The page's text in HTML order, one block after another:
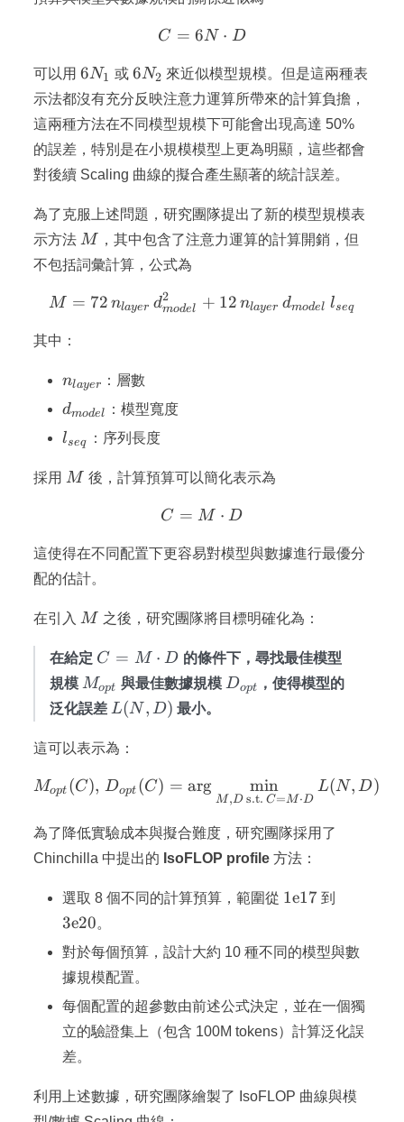
C = 6N \cdot D
C = 6N ⋅ D
可以用6N_1
6N1 或 6N_2
6N2 來近似模型規模。但是這兩種表
示法都沒有充分反映注意力運算所帶來的計算負擔，
這兩種方法在不同模型規模下可能會出現高達 50%
的誤差，特別是在小規模模型上更為明顯，這些都會
對後續 Scaling 曲線的擬合產生顯著的統計誤差。
為了克服上述問題，研究團隊提出了新的模型規模表
示方法M
M ，其中包含了注意力運算的計算開銷，但
不包括詞彙計算，公式為
M = 72\, n_{layer}\,
M = 72 nlayer dmodel
2 + 12 nlayer dmodel lseq
其中：
n_{layer}
nlayer ：層數
d_{model}
dmodel ：模型寬度
l_{seq}
lseq ：序列長度
採用M
M 後，計算預算可以簡化表示為
C = M \cdot D
C = M ⋅ D
這使得在不同配置下更容易對模型與數據進行最優分
配的估計。
在引入M
M 之後，研究團隊將目標明確化為：
在給定 C =
M
\cdot
D
C = M ⋅ D 的條件下，尋找最佳模型
規模M_{opt}
Mopt 與最佳數據規模 D_{opt}
Dopt
，使得模型的
泛化誤差L(N,
L(N , D) 最小。
這可以表示為：
M_{opt}(C),\,
Mopt (C), Dopt (C) = arg
M,D s.t. C=M⋅D
min L(N, D)
為了降低實驗成本與擬合難度，研究團隊採用了
Chinchilla 中提出的 IsoFLOP profile 方法：
選取 8 個不同的計算預算，範圍從 1e17 到
3e20。
對於每個預算，設計大約 10 種不同的模型與數
據規模配置。
每個配置的超參數由前述公式決定，並在一個獨
立的驗證集上（包含 100M tokens）計算泛化誤
差。
利用上述數據，研究團隊繪製了 IsoFLOP 曲線與模